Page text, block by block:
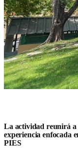
La actividad reunirá a
experiencia enfocada
PIES